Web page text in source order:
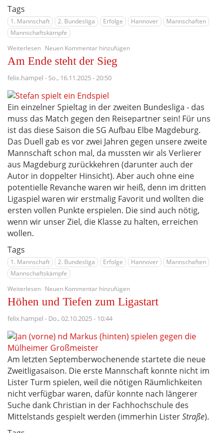
Tags
1. Mannschaft 2. Bundesliga Erfolge Hannover
Mannschaften
Mannschaftskämpfe
Weiterlesen über
(Un)professionell
zum
Neuen Kommentar hinzufügen
Am Ende steht der Sieg
felix.hampel - So., 16.11.2025 - 20:50
Ein einzelner Spieltag in der zweiten Bundesliga - das
muss das Match gegen den Reisepartner sein! Für uns
ist das diese Saison die SG Aufbau Elbe Magdeburg.
Das Duell gab es vor zwei Jahren gegen unsere zweite
Mannschaft schon mal, da mussten wir als Verlierer
aus Magdeburg zurückkehren (darunter auch der
Autor in doppelter Hinsicht). Aber auch ohne eine
potentielle Revanche waren wir heiß, denn im dritten
Ligaspiel waren wir erstmalig Favorit und wollten die
ersten vollen Punkte erspielen. Die sind auch nötig,
wenn wir unser Ziel, die Klasse zu halten, erreichen
wollen.
Tags
1. Mannschaft 2. Bundesliga Erfolge Hannover
Mannschaften
Mannschaftskämpfe
Weiterlesen über
Ende
der
Neuen Kommentar hinzufügen
Höhen und Tiefen zum Ligastart
felix.hampel - Do., 02.10.2025 - 10:44
Am letzten Septemberwochenende startete die neue
Zweitligasaison. Die erste Mannschaft konnte nicht im
Lister Turm spielen, weil die nötigen Räumlichkeiten
nicht verfügbar waren, dafür konnte nach längerer
Suche dank Christian in der Fachhochschule des
Mittelstands gespielt werden (immerhin ListerStraße).